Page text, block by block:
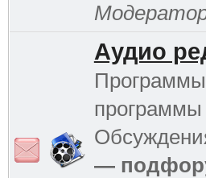
Аудио
—